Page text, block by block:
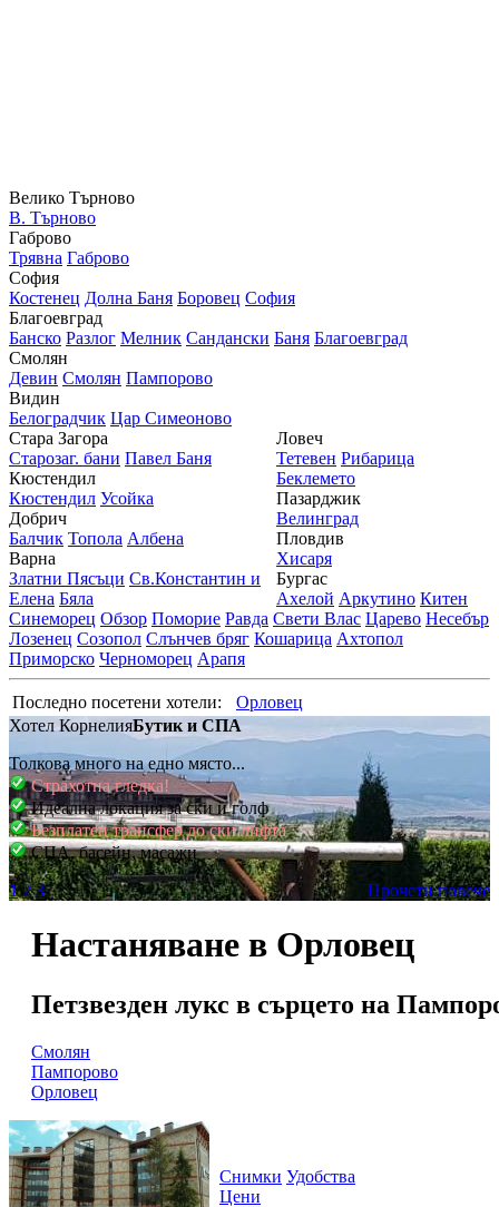
Велико Търново
В. Търново
Габрово
Трявна Габрово
София
Костенец Долна Баня Боровец София
Благоевград
Банско Разлог Мелник Сандански Баня Благоевград
Смолян
Девин Смолян Пампорово
Видин
Белоградчик Цар Симеоново
Стара Загора
Старозаг. бани Павел Баня
Кюстендил
Кюстендил Усойка
Добрич
Балчик Топола Албена
Варна
Златни Пясъци Св.Константин и
Елена Бяла
Ловеч
Тетевен Рибарица
Беклемето
Пазарджик
Велинград
Пловдив
Хисаря
Бургас
Ахелой Аркутино Китен
Синеморец Обзор Поморие Равда Свети Влас Царево Несебър
Лозенец Созопол Слънчев бряг Кошарица Ахтопол
Приморско Черноморец Арапя
Последно посетени хотели:
Орловец
Хотел КорнелияБутик и СПА
Толкова много на едно място...
Страхотна гледка!
Идеална локация за ски и голф
Безплатен трансфер до ски лифта
СПА, басейн, масажи
Прочети повече
1 2 3
Настаняване в Орловец
Петзвезден лукс в сърцето на
Смолян
Пампорово
Орловец
Снимки Удобства
Цени